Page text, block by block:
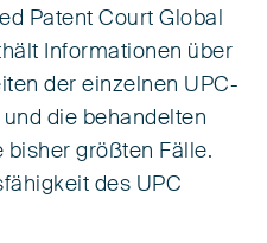
Patent Court Global
Informationen über
der einzelnen UPC-
die behandelten
bisher größten Fälle.
des UPC